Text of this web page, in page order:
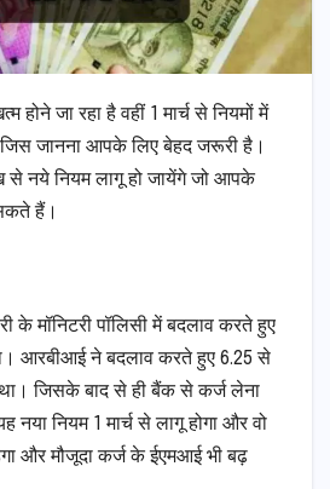
होने जा रहा है वहीं 1 मार्च से नियमों में
जिस जानना आपके लिए बेहद जरूरी है।
से नये नियम लागू हो जायेंगे जो आपके
हैं।
के मॉनिटरी पॉलिसी में बदलाव करते हुए
आरबीआई ने बदलाव करते हुए 6.25 से
जिसके बाद से ही बैंक से कर्ज लेना
नया नियम 1 मार्च से लागू होगा और वो
और मौजूदा कर्ज के ईएमआई भी बढ़